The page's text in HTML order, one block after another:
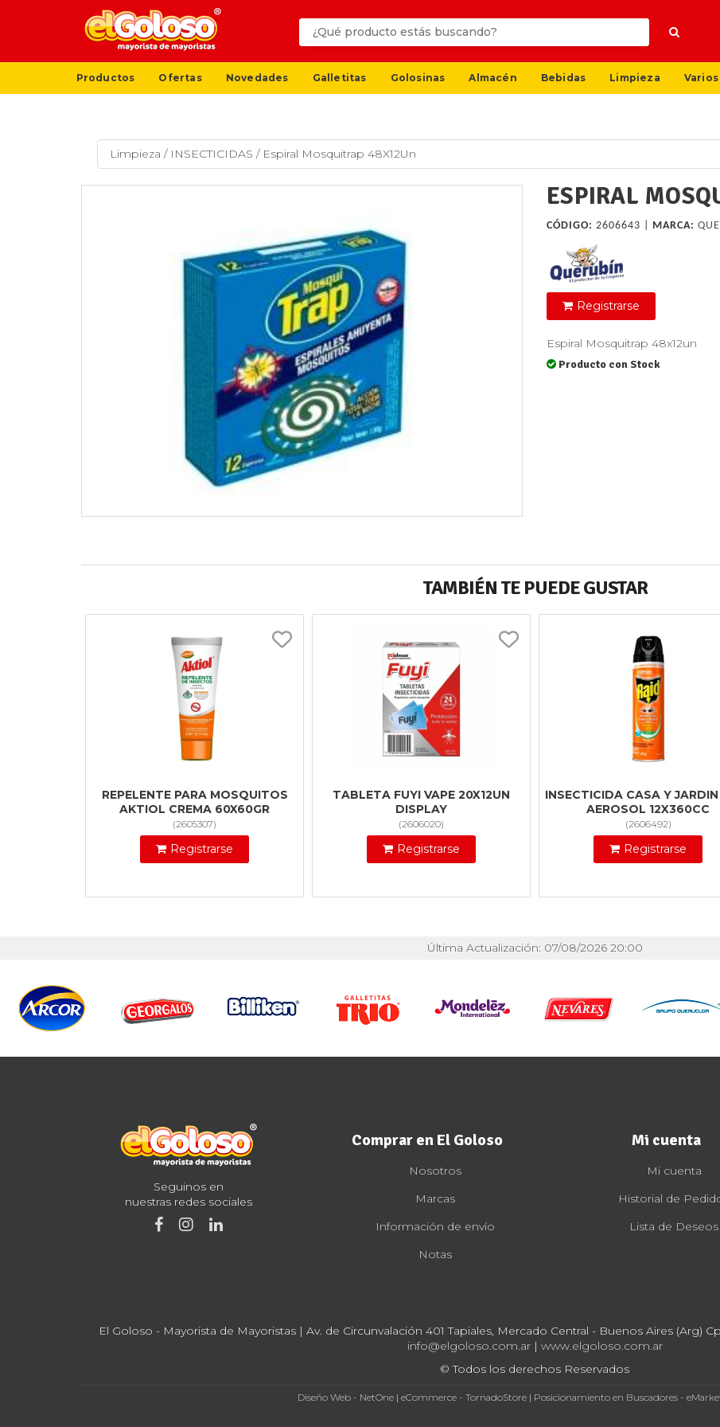
Productos Ofertas Novedades Galletitas Golosinas Almacén Bebidas Limpieza Varios
Limpieza / INSECTICIDAS / Espiral Mosquitrap 48X12Un
ESPIRAL
CÓDIGO: 2606643 | MARCA:
Registrarse
Espiral Mosquitrap 48x12un
Producto con Stock
TAMBIÉN TE PUEDE GUSTAR
REPELENTE PARA MOSQUITOS
AKTIOL CREMA 60X60GR
(2605307)
Registrarse
TABLETA FUYI VAPE 20X12UN
DISPLAY
(2606020)
Registrarse
INSECTICIDA CASA Y
AEROSOL 12X360CC
(2606492)
Registrarse
Última Actualización: 07/08/2026 20:00
Seguinos en
nuestras redes sociales
Comprar en El Goloso
Nosotros
Marcas
Información de envío
Notas
Mi cuenta
Mi cuenta
Historial de
Lista de Deseos
El Goloso - Mayorista de Mayoristas | Av. de Circunvalación 401 Tapiales, Mercado Central - Buenos Aires (Arg) Cp:
info@elgoloso.com.ar| www.elgoloso.com.ar
© Todos los derechos Reservados
Diseño Web - NetOne| eCommerce - TornadoStore| Posicionamiento en Buscadores -